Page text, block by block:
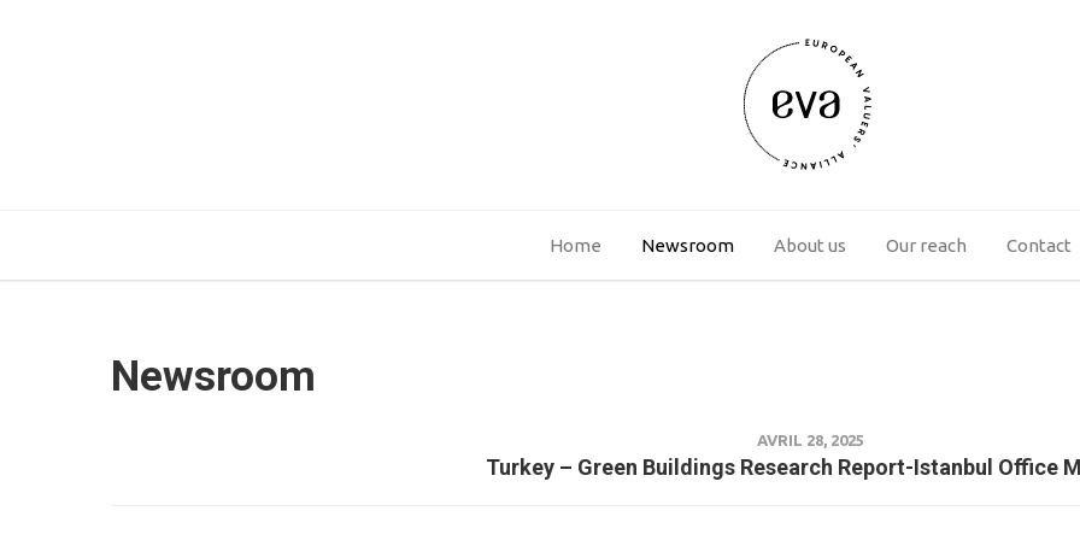
Home Newsroom About us Our reach Contact
Newsroom
AVRIL 28, 2025
Turkey – Green Buildings Research Report-Istanbul Office